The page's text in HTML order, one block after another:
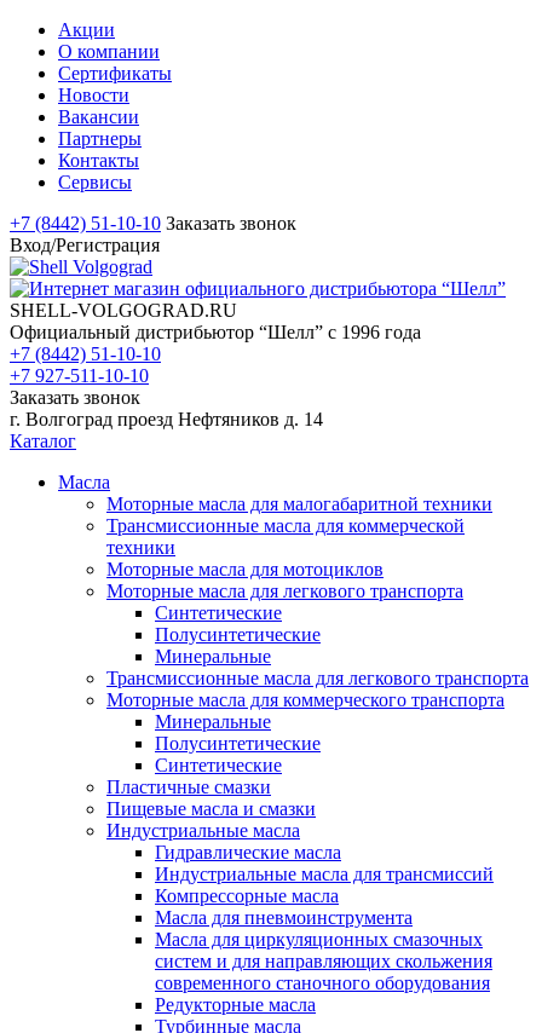
Акции
О компании
Сертификаты
Новости
Вакансии
Партнеры
Контакты
Сервисы
+7 (8442) 51-10-10 Заказать звонок
Вход/Регистрация
SHELL-VOLGOGRAD.RU
Официальный дистрибьютор “Шелл” с 1996 года
+7 (8442) 51-10-10
+7 927-511-10-10
Заказать звонок
г. Волгоград проезд Нефтяников д. 14
Каталог
Масла
Моторные масла для малогабаритной техники
Трансмиссионные масла для коммерческой
техники
Моторные масла для мотоциклов
Моторные масла для легкового транспорта
Синтетические
Полусинтетические
Минеральные
Трансмиссионные масла для легкового транспорта
Моторные масла для коммерческого транспорта
Минеральные
Полусинтетические
Синтетические
Пластичные смазки
Пищевые масла и смазки
Индустриальные масла
Гидравлические масла
Индустриальные масла для трансмиссий
Компрессорные масла
Масла для пневмоинструмента
Масла для циркуляционных смазочных
систем и для направляющих скольжения
современного станочного оборудования
Редукторные масла
Турбинные масла